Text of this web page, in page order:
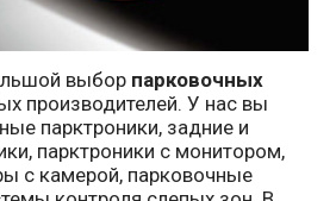
выбор парковочных
производителей. У нас вы
парктроники, задние и
парктроники с монитором,
с камерой, парковочные